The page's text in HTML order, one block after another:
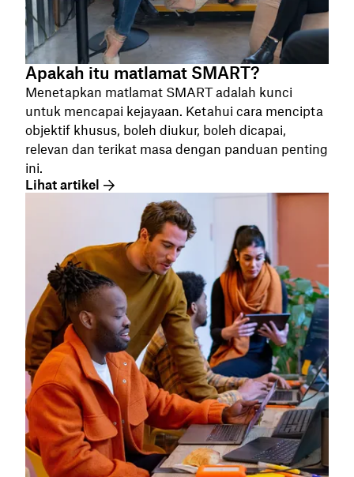
Apakah itu matlamat SMART?
Menetapkan matlamat SMART adalah kunci
untuk mencapai kejayaan. Ketahui cara mencipta
objektif khusus, boleh diukur, boleh dicapai,
relevan dan terikat masa dengan panduan penting
ini.
Lihat artikel